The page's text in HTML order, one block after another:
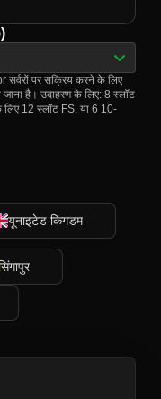
पर सक्रिय करने के लिए
है। उदाहरण के लिए: 8 स्लॉट
लिए 12 स्लॉट FS, या 6 10-
यूनाइटेड किंगडम